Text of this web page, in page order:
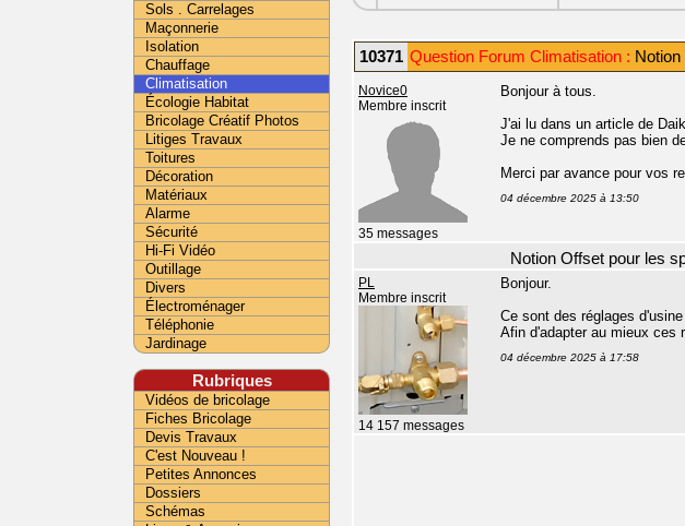
10371 Question Forum Climatisation :
Novice0
Membre inscrit
35 messages
Bonjour à tous.
J'ai lu dans un article de
Je ne comprends pas bien
Merci par avance pour vos
04 décembre 2025 à 13:50
Notion Offset pour les
PL
Membre inscrit
14 157 messages
Bonjour.
Ce sont des réglages
Afin d'adapter au mieux ces
04 décembre 2025 à 17:58
Sols . Carrelages
Maçonnerie
Isolation
Chauffage
Climatisation
Écologie Habitat
Bricolage Créatif Photos
Litiges Travaux
Toitures
Décoration
Matériaux
Alarme
Sécurité
Hi-Fi Vidéo
Outillage
Divers
Électroménager
Téléphonie
Jardinage
Rubriques
Vidéos de bricolage
Fiches Bricolage
Devis Travaux
C'est Nouveau !
Petites Annonces
Dossiers
Schémas